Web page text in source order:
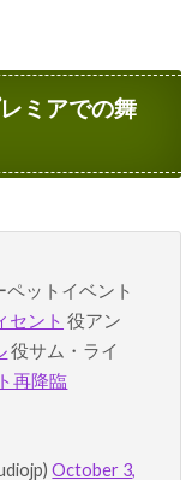
ミアでの舞
ペットイベント
セント 役アン
役サム・ライ
再降臨
October 3,